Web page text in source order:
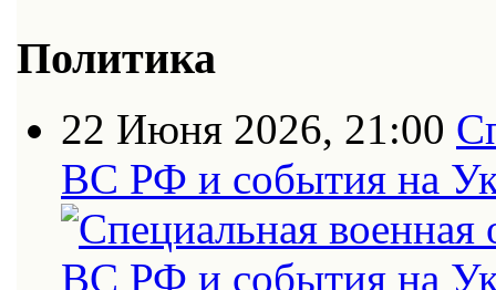
Политика
22 Июня 2026, 21:00
ВС РФ и события на